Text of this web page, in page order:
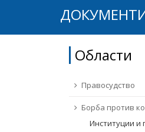
Барај
Области
Правосудство
Борба против
Институции и